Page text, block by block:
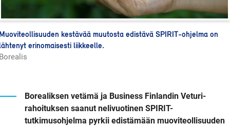
kestävää muutosta edistävä SPIRIT-ohjelma on
erinomaisesti liikkeelle.
Borealiksen vetämä ja Business Finlandin Veturi-
rahoituksen saanut nelivuotinen SPIRIT-
tutkimusohjelma pyrkii edistämään muoviteollisuuden